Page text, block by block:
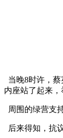
当晚8时许，
内座站了起来
周围的绿营支
后来得知，抗